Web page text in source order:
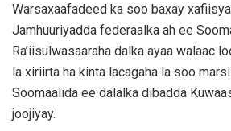
Warsaxaafadeed ka soo baxay
Jamhuuriyadda federaalka ah ee
Ra’iisulwasaaraha dalka ayaa walaac
la xiriirta ha kinta lacagaha la soo
Soomaalida ee dalalka dibadda
joojiyay.